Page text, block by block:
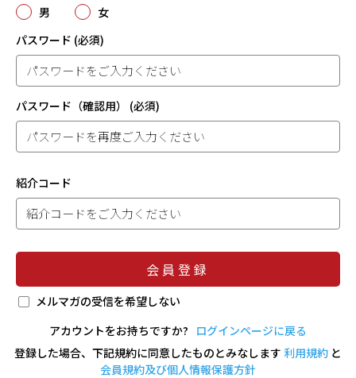
男
女
パスワード (必須)
パスワード（確認用） (必須)
紹介コード
会員登録
メルマガの受信を希望しない
アカウントをお持ちですか? ログインページに戻る
登録した場合、下記規約に同意したものとみなします 利用規約 と
会員規約及び個人情報保護方針